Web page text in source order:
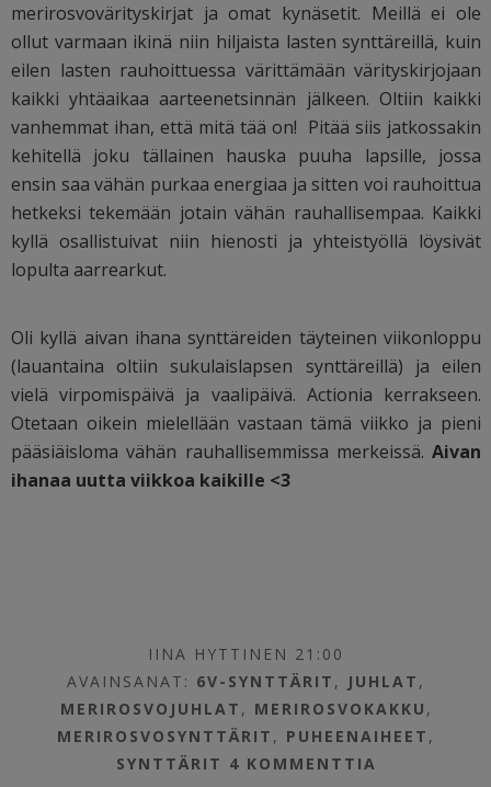
merirosvovärityskirjat ja omat kynäsetit. Meillä ei ole
ollut varmaan ikinä niin hiljaista lasten synttäreillä, kuin
eilen lasten rauhoittuessa värittämään värityskirjojaan
kaikki yhtäaikaa aarteenetsinnän jälkeen. Oltiin kaikki
vanhemmat ihan, että mitä tää on! Pitää siis jatkossakin
kehitellä joku tällainen hauska puuha lapsille, jossa
ensin saa vähän purkaa energiaa ja sitten voi rauhoittua
hetkeksi tekemään jotain vähän rauhallisempaa. Kaikki
kyllä osallistuivat niin hienosti ja yhteistyöllä löysivät
lopulta aarrearkut.
Oli kyllä aivan ihana synttäreiden täyteinen viikonloppu
(lauantaina oltiin sukulaislapsen synttäreillä) ja eilen
vielä virpomispäivä ja vaalipäivä. Actionia kerrakseen.
Otetaan oikein mielellään vastaan tämä viikko ja pieni
pääsiäisloma vähän rauhallisemmissa merkeissä. Aivan
ihanaa uutta viikkoa kaikille <3
IINA HYTTINEN 21:00
AVAINSANAT: 6V-SYNTTÄRIT , JUHLAT ,
MERIROSVOJUHLAT , MERIROSVOKAKKU ,
MERIROSVOSYNTTÄRIT , PUHEENAIHEET ,
SYNTTÄRIT 4 KOMMENTTIA